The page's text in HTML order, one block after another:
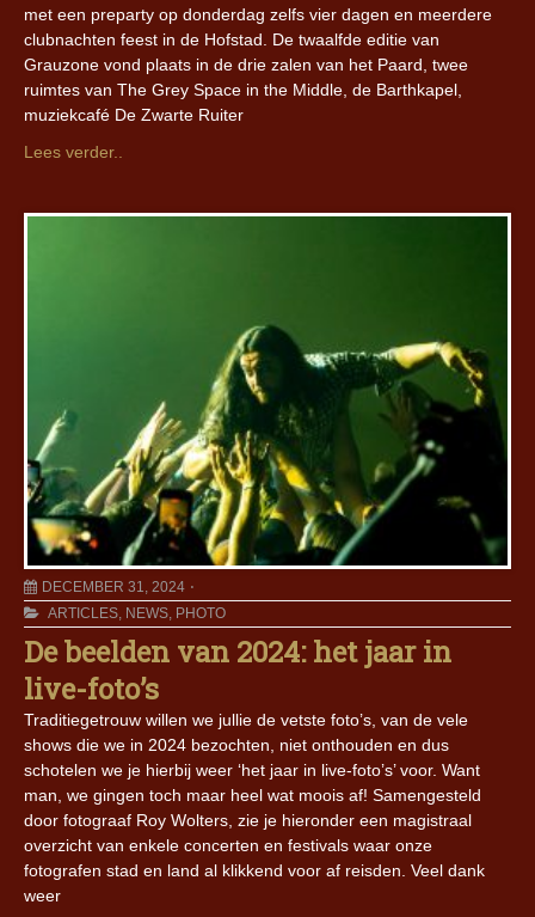
met een preparty op donderdag zelfs vier dagen en meerdere
clubnachten feest in de Hofstad. De twaalfde editie van
Grauzone vond plaats in de drie zalen van het Paard, twee
ruimtes van The Grey Space in the Middle, de Barthkapel,
muziekcafé De Zwarte Ruiter
Lees verder..
DECEMBER 31, 2024
ARTICLES, NEWS, PHOTO
De beelden van 2024: het jaar in
live-foto’s
Traditiegetrouw willen we jullie de vetste foto’s, van de vele
shows die we in 2024 bezochten, niet onthouden en dus
schotelen we je hierbij weer ‘het jaar in live-foto’s’ voor. Want
man, we gingen toch maar heel wat moois af! Samengesteld
door fotograaf Roy Wolters, zie je hieronder een magistraal
overzicht van enkele concerten en festivals waar onze
fotografen stad en land al klikkend voor af reisden. Veel dank
weer